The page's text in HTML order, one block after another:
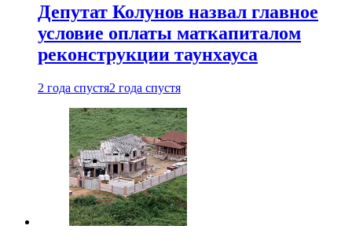
Депутат Колунов назвал главное
условие оплаты маткапиталом
реконструкции таунхауса
2 года спустя2 года спустя